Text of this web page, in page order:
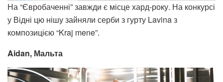
На “Євробаченні” завжди є місце хард-року. На конкурсі
у Відні цю нішу зайняли серби з гурту Lavina з
композицією “Kraj mene”.
Aidan, Мальта